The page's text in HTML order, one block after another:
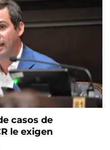
casos de
le exigen